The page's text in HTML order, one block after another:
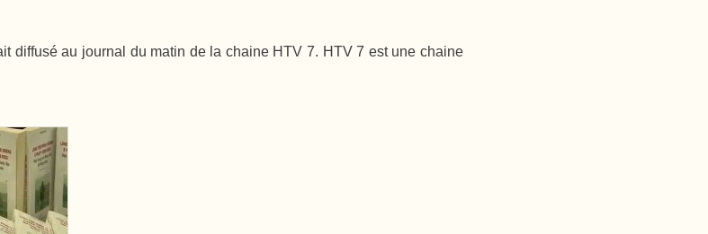
diffusé au journal du matin de la chaine HTV 7. HTV 7 est une chaine